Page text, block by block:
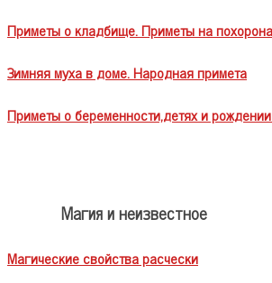
Приметы о кладбище. Приметы на
Зимняя муха в доме. Народная примета
Приметы о беременности,детях и
Магия и неизвестное
Магические свойства расчески